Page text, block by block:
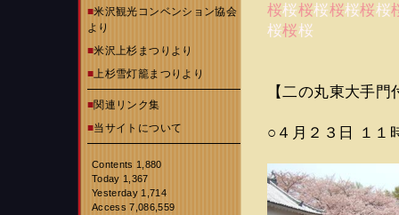
■米沢観光コンベンション協会
より
■米沢上杉まつりより
■上杉雪灯籠まつりより
■関連リンク集
■当サイトについて
Contents 1,880
Today 1,367
Yesterday 1,714
Access 7,086,559
桜桜桜桜桜桜桜桜
桜桜桜
【二の丸東大手門
○４月２３日 １